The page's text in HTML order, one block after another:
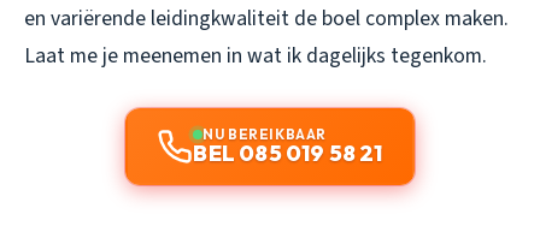
en variërende leidingkwaliteit de boel complex maken.
Laat me je meenemen in wat ik dagelijks tegenkom.
NU BEREIKBAAR
BEL 085 019 58 21